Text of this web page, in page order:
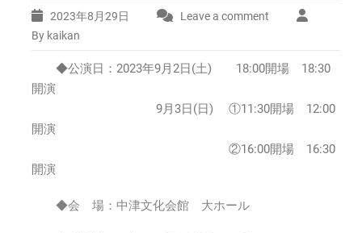
2023年8月29日
Leave a comment
By kaikan
◆公演日：2023年9月2日(土) 18:00開場 18:30
開演
9月3日(日) ①11:30開場 12:00
開演
②16:00開場 16:30
開演
◆会 場：中津文化会館 大ホール